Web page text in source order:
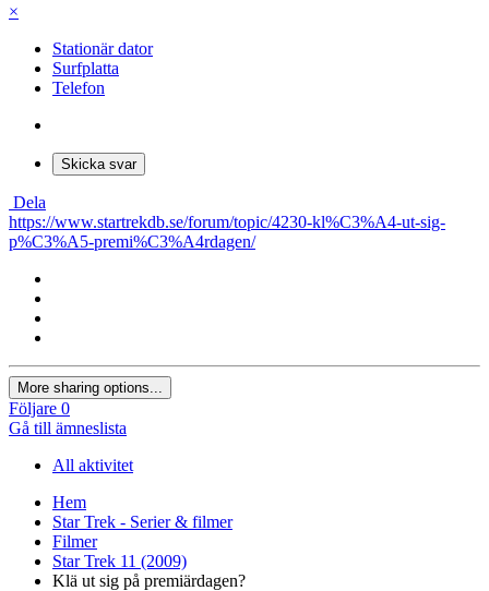
×
Stationär dator
Surfplatta
Telefon
Skicka svar
Dela
https://www.startrekdb.se/forum/topic/4230-kl%C3%A4-ut-sig-
p%C3%A5-premi%C3%A4rdagen/
More sharing options...
Följare 0
Gå till ämneslista
All aktivitet
Hem
Star Trek - Serier & filmer
Filmer
Star Trek 11 (2009)
Klä ut sig på premiärdagen?